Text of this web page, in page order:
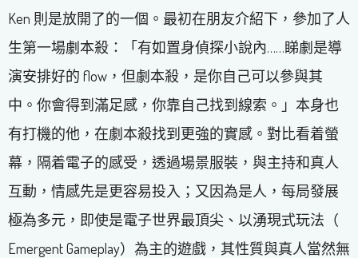
Ken 則是放開了的一個。最初在朋友介紹下，參加了人
生第一場劇本殺：「有如置身偵探小說內……睇劇是導
演安排好的 flow，但劇本殺，是你自己可以參與其
中。你會得到滿足感，你靠自己找到線索。」本身也
有打機的他，在劇本殺找到更強的實感。對比看着螢
幕，隔着電子的感受，透過場景服裝，與主持和真人
互動，情感先是更容易投入；又因為是人，每局發展
極為多元，即使是電子世界最頂尖、以湧現式玩法（
Emergent Gameplay）為主的遊戲，其性質與真人當然無